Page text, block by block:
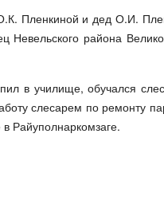
Пленкиной и дед О.И.
Невельского района
в училище, обучался
слесарем по ремонту
Райуполнаркомзаге.